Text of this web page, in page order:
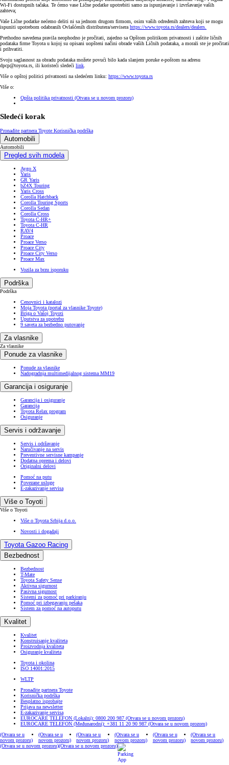
Wi-Fi dostupnih tačaka. Te ćemo vase Lične podatke upotrebiti samo za ispunjavanje i izvršavanje vaših
zahteva;
Vaše Lične podatke nećemo deliti ni sa jednom drugom firmom, osim vaših određenih zahteva koji se mogu
ispuniti upotrebom odabranih Ovlašćenih distributera/servisera https://www.toyota.rs/dealers/dealers.
Prethodno navedena pravila neophodno je pročitati, zajedno sa Opštom politikom privatnosti i zaštite ličnih
podataka firme Toyota u kojoj su opisani uopšteni načini obrade vaših Ličnih podataka, a morali ste je pročitati
i prihvatiti.
Svoju saglasnost za obradu podataka možete povući bilo kada slanjem poruke e-poštom na adresu
dpcp@toyota.rs, ili koristeći sledeći link
Više o opštoj politici privatnosti na sledećem linku: https://www.toyota.rs
Više o:
Opšta politika privatnosti (Otvara se u novom prozoru)
Sledeći korak
Pronađite partnera Toyote Korisnička podrška
Automobili
Automobili
Pregled svih modela
Aygo X
Yaris
GR Yaris
bZ4X Touring
Yaris Cross
Corolla Hatchback
Corolla Touring Sports
Corolla Sedan
Corolla Cross
Toyota C-HR+
Toyota C-HR
RAV4
Proace
Proace Verso
Proace City
Proace City Verso
Proace Max
Vozila za brzu isporuku
Podrška
Podrška
Cenovnici i katalozi
Moja Toyota (portal za vlasnike Toyote)
Briga o Vašoj Toyoti
Uputstva za upotrebu
9 saveta za bezbedno putovanje
Za vlasnike
Za vlasnike
Ponude za vlasnike
Ponude za vlasnike
Nadogradnja multimedijalnog sistema MM19
Garancija i osiguranje
Garancija i osiguranje
Garancija
Toyota Relax program
Osiguranje
Servis i održavanje
Servis i održavanje
Naručivanje na servis
Preventivne servisne kampanje
Dodatna oprema i delovi
Originalni delovi
Pomoć na putu
Povezane usluge
E-zakazivanje servisa
Više o Toyoti
Više o Toyoti
Više o Toyota Srbija d.o.o.
Novosti i događaji
Toyota Gazoo Racing
Bezbednost
Bezbednost
T-Mate
Toyota Safety Sense
Aktivna sigurnost
Pasivna sigurnost
Sistemi za pomoć pri parkiranju
Pomoć pri izbegavanju pešaka
Sistem za pomoć na autoputu
Kvalitet
Kvalitet
Konstruisanje kvaliteta
Proizvodnja kvaliteta
Osiguranje kvaliteta
Toyota i okolina
ISO 14001:2015
WLTP
Pronađite partnera Toyote
Korisnička podrška
Besplatno isprobajte
Prijava na newsletter
E-zakazivanje servisa
EUROCARE TELEFON (Lokalni): 0800 200 987 (Otvara se u novom prozoru)
EUROCARE TELEFON (Međunarodni): +381 11 20 90 987 (Otvara se u novom prozoru)
(Otvara se u
novom prozoru)
(Otvara se u
novom prozoru)
(Otvara se u
novom prozoru)
(Otvara se u
novom prozoru)
(Otvara se u
novom prozoru)
(Otvara se u
novom prozoru)
(Otvara se u novom prozoru)(Otvara se u novom prozoru)